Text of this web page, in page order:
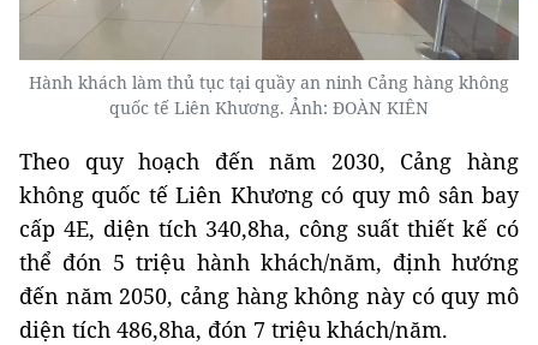
Hành khách làm thủ tục tại quầy an ninh Cảng hàng không
quốc tế Liên Khương. Ảnh: ĐOÀN KIÊN
Theo quy hoạch đến năm 2030, Cảng hàng
không quốc tế Liên Khương có quy mô sân bay
cấp 4E, diện tích 340,8ha, công suất thiết kế có
thể đón 5 triệu hành khách/năm, định hướng
đến năm 2050, cảng hàng không này có quy mô
diện tích 486,8ha, đón 7 triệu khách/năm.